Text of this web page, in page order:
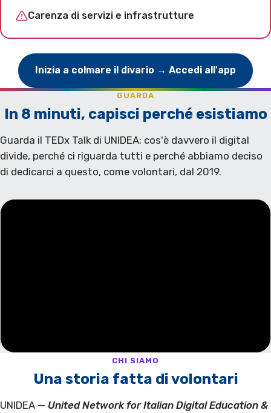
Carenza di servizi e infrastrutture
Inizia a colmare il divario → Accedi all'app
GUARDA
In 8 minuti, capisci perché esistiamo
Guarda il TEDx Talk di UNIDEA: cos'è davvero il digital
divide, perché ci riguarda tutti e perché abbiamo deciso
di dedicarci a questo, come volontari, dal 2019.
CHI SIAMO
Una storia fatta di volontari
UNIDEA — United Network for Italian Digital Education &